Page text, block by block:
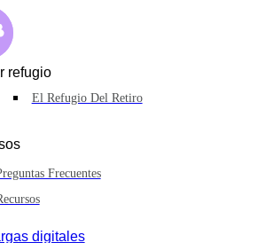
refugio
El Refugio Del Retiro
Frecuentes
digitales